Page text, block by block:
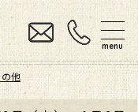
menu
他